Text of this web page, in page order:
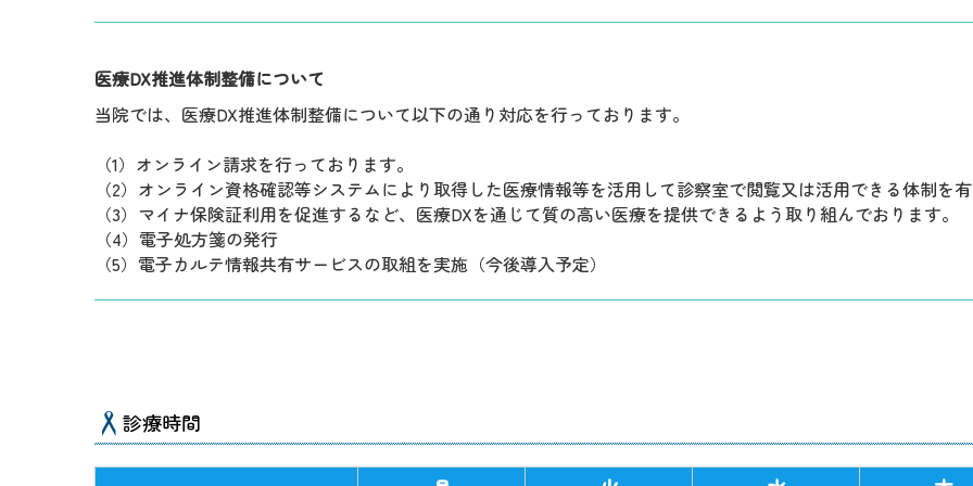
医療DX推進体制整備について
当院では、医療DX推進体制整備について以下の通り対応を行っております。
（1）オンライン請求を行っております。
（2）オンライン資格確認等システムにより取得した医療情報等を活用して診察室で閲覧又は活用できる体制を有
（3）マイナ保険証利用を促進するなど、医療DXを通じて質の高い医療を提供できるよう取り組んでおります。
（4）電子処方箋の発行
（5）電子カルテ情報共有サービスの取組を実施（今後導入予定）
診療時間